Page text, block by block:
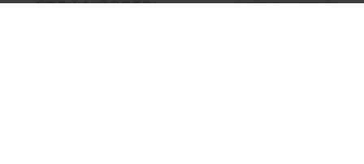
legifrance.gouv.fr